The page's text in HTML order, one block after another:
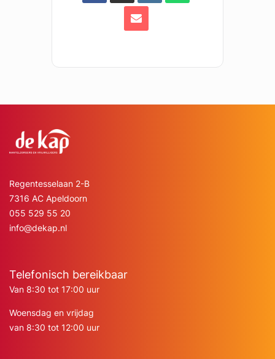
Regentesselaan 2-B
7316 AC Apeldoorn
055 529 55 20
info@dekap.nl
Telefonisch bereikbaar
Van 8:30 tot 17:00 uur
Woensdag en vrijdag
van 8:30 tot 12:00 uur